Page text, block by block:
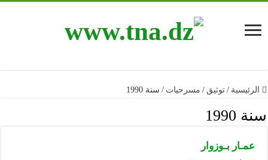
الرئيسية / توثيق / مسرحيات / سنة 1990
سنة 1990
عمـار بـوزوار